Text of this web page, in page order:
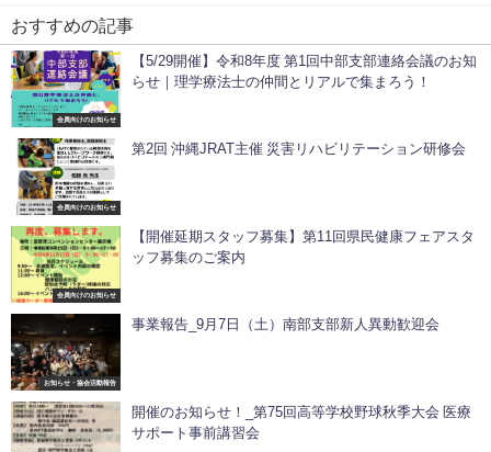
おすすめの記事
会員向けのお知らせ
【5/29開催】令和8年度 第1回中部支部連絡会議のお知
らせ｜理学療法士の仲間とリアルで集まろう！
会員向けのお知らせ
第2回 沖縄JRAT主催 災害リハビリテーション研修会
会員向けのお知らせ
【開催延期スタッフ募集】第11回県民健康フェアスタ
ッフ募集のご案内
お知らせ・協会活動報告
事業報告_9月7日（土）南部支部新人異動歓迎会
開催のお知らせ！_第75回高等学校野球秋季大会 医療
サポート事前講習会